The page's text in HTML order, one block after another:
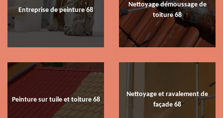
Entreprise de peinture 68
Nettoyage démoussage de
toiture 68
Peinture sur tuile et toiture 68
Nettoyage et ravalement de
façade 68